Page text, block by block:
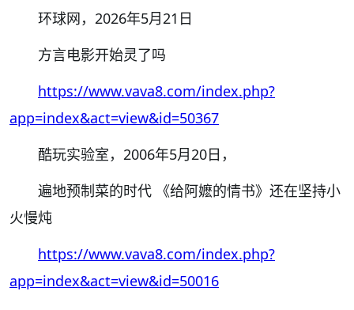
环球网， 2026年5月21 日
方言电影开始灵了吗
https://www.vava8.com/index.php?
app=index&act=view&id=50367
酷玩实验室， 2006年5月20日，
遍地预制菜的时代 《给阿嬷的情书》还在坚持小
火慢炖
https://www.vava8.com/index.php?
app=index&act=view&id=50016